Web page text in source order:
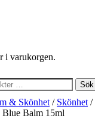
i varukorgen.
Sök
& Skönhet / Skönhet /
Balm 15ml